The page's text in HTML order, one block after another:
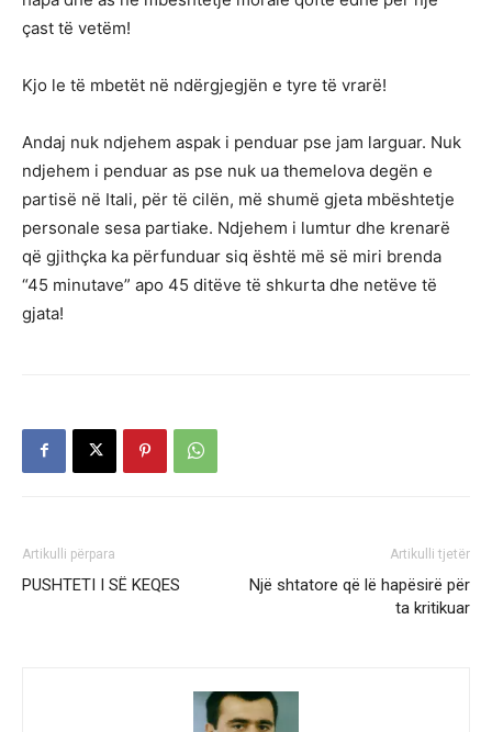
çast të vetëm!
Kjo le të mbetët në ndërgjegjën e tyre të vrarë!
Andaj nuk ndjehem aspak i penduar pse jam larguar. Nuk
ndjehem i penduar as pse nuk ua themelova degën e
partisë në Itali, për të cilën, më shumë gjeta mbështetje
personale sesa partiake. Ndjehem i lumtur dhe krenarë
që gjithçka ka përfunduar siq është më së miri brenda
“45 minutave” apo 45 ditëve të shkurta dhe netëve të
gjata!
Artikulli përpara
PUSHTETI I SË KEQES
Artikulli tjetër
Një shtatore që lë hapësirë për
ta kritikuar